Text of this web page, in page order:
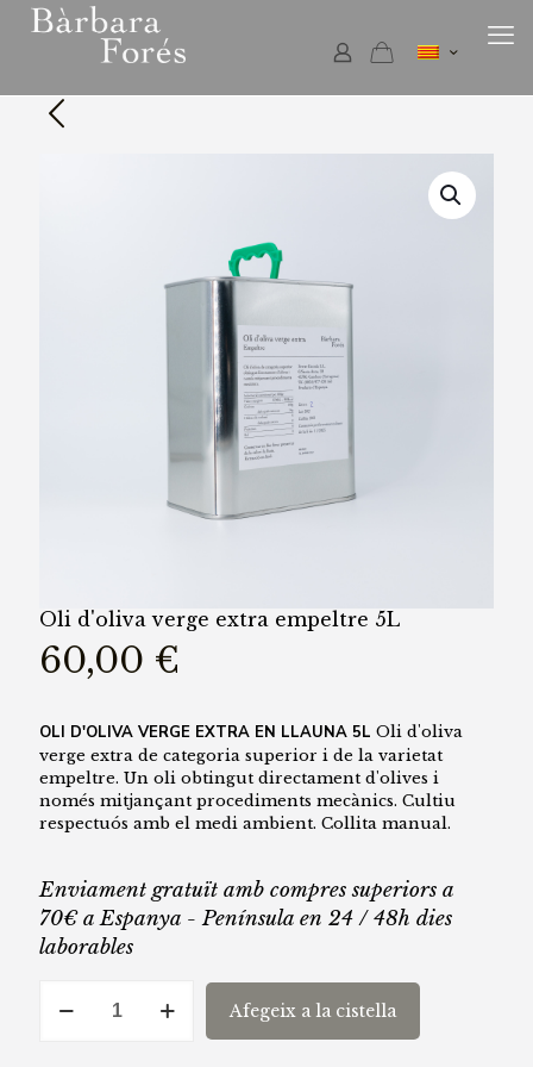
Oli d'oliva verge extra empeltre 5L
60,00 €
OLI D'OLIVA VERGE EXTRA EN LLAUNA 5L Oli d'oliva
verge extra de categoria superior i de la varietat
empeltre. Un oli obtingut directament d'olives i
només mitjançant procediments mecànics. Cultiu
respectuós amb el medi ambient. Collita manual.
Enviament gratuït amb compres superiors a
70€ a Espanya - Península en 24 / 48h dies
laborables
Afegeix a la cistella